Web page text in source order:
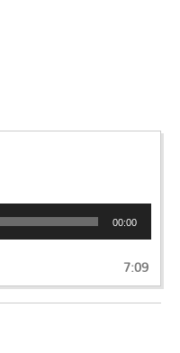
00:00
7:09